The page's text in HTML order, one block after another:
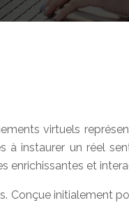
virtuels
à instaurer un réel
enrichissantes et
Conçue initialement